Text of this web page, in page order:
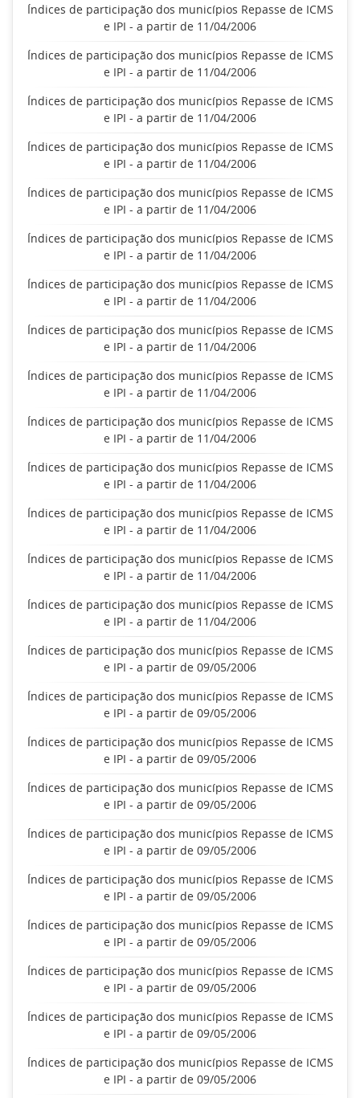
Índices de participação dos municípios Repasse de ICMS
e IPI - a partir de 11/04/2006
Índices de participação dos municípios Repasse de ICMS
e IPI - a partir de 11/04/2006
Índices de participação dos municípios Repasse de ICMS
e IPI - a partir de 11/04/2006
Índices de participação dos municípios Repasse de ICMS
e IPI - a partir de 11/04/2006
Índices de participação dos municípios Repasse de ICMS
e IPI - a partir de 11/04/2006
Índices de participação dos municípios Repasse de ICMS
e IPI - a partir de 11/04/2006
Índices de participação dos municípios Repasse de ICMS
e IPI - a partir de 11/04/2006
Índices de participação dos municípios Repasse de ICMS
e IPI - a partir de 11/04/2006
Índices de participação dos municípios Repasse de ICMS
e IPI - a partir de 11/04/2006
Índices de participação dos municípios Repasse de ICMS
e IPI - a partir de 11/04/2006
Índices de participação dos municípios Repasse de ICMS
e IPI - a partir de 11/04/2006
Índices de participação dos municípios Repasse de ICMS
e IPI - a partir de 11/04/2006
Índices de participação dos municípios Repasse de ICMS
e IPI - a partir de 11/04/2006
Índices de participação dos municípios Repasse de ICMS
e IPI - a partir de 11/04/2006
Índices de participação dos municípios Repasse de ICMS
e IPI - a partir de 09/05/2006
Índices de participação dos municípios Repasse de ICMS
e IPI - a partir de 09/05/2006
Índices de participação dos municípios Repasse de ICMS
e IPI - a partir de 09/05/2006
Índices de participação dos municípios Repasse de ICMS
e IPI - a partir de 09/05/2006
Índices de participação dos municípios Repasse de ICMS
e IPI - a partir de 09/05/2006
Índices de participação dos municípios Repasse de ICMS
e IPI - a partir de 09/05/2006
Índices de participação dos municípios Repasse de ICMS
e IPI - a partir de 09/05/2006
Índices de participação dos municípios Repasse de ICMS
e IPI - a partir de 09/05/2006
Índices de participação dos municípios Repasse de ICMS
e IPI - a partir de 09/05/2006
Índices de participação dos municípios Repasse de ICMS
e IPI - a partir de 09/05/2006